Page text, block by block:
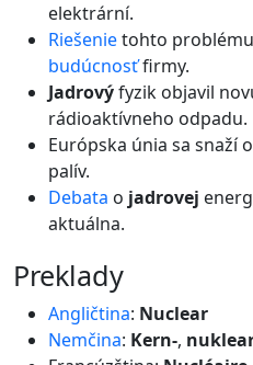
elektrární.
Riešenietohto
budúcnosťfirmy.
Jadrovýfyzik objavil
rádioaktívneho odpadu.
Európska únia sa snaží
palív.
Debata o jadrovej
aktuálna.
preklady
Angličtina: Nuclear
Nemčina: Kern-,